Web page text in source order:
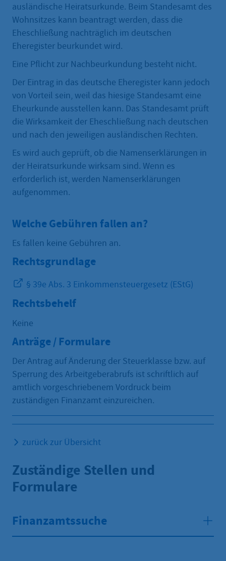
ausländische Heiratsurkunde. Beim Standesamt des
Wohnsitzes kann beantragt werden, dass die
Eheschließung nachträglich im deutschen
Eheregister beurkundet wird.
Eine Pflicht zur Nachbeurkundung besteht nicht.
Der Eintrag in das deutsche Eheregister kann jedoch
von Vorteil sein, weil das hiesige Standesamt eine
Eheurkunde ausstellen kann. Das Standesamt prüft
die Wirksamkeit der Eheschließung nach deutschen
und nach den jeweiligen ausländischen Rechten.
Es wird auch geprüft, ob die Namenserklärungen in
der Heiratsurkunde wirksam sind. Wenn es
erforderlich ist, werden Namenserklärungen
aufgenommen.
Welche Gebühren fallen an?
Es fallen keine Gebühren an.
Rechtsgrundlage
§ 39e Abs. 3 Einkommensteuergesetz (EStG)
Rechtsbehelf
Keine
Anträge / Formulare
Der Antrag auf Änderung der Steuerklasse bzw. auf
Sperrung des Arbeitgeberabrufs ist schriftlich auf
amtlich vorgeschriebenem Vordruck beim
zuständigen Finanzamt einzureichen.
zurück zur Übersicht
Zuständige Stellen und
Formulare
Finanzamtssuche